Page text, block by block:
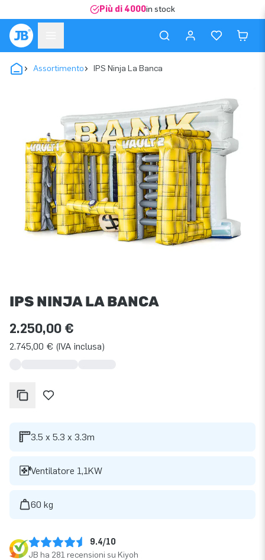
Più di 4000in stock
Assortimento IPS Ninja La Banca
IPS NINJA LA BANCA
2.250,00 €
2.745,00 € (IVA inclusa)
3.5 x 5.3 x 3.3m
Ventilatore 1,1KW
60 kg
9.4/10
JB ha 281 recensioni su Kiyoh